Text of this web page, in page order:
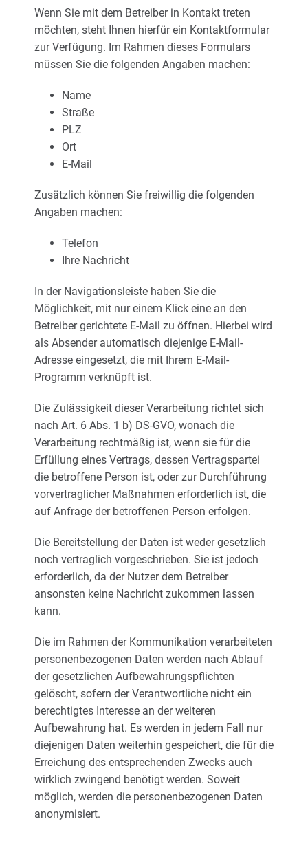
Wenn Sie mit dem Betreiber in Kontakt treten
möchten, steht Ihnen hierfür ein Kontaktformular
zur Verfügung. Im Rahmen dieses Formulars
müssen Sie die folgenden Angaben machen:
Name
Straße
PLZ
Ort
E-Mail
Zusätzlich können Sie freiwillig die folgenden
Angaben machen:
Telefon
Ihre Nachricht
In der Navigationsleiste haben Sie die
Möglichkeit, mit nur einem Klick eine an den
Betreiber gerichtete E-Mail zu öffnen. Hierbei wird
als Absender automatisch diejenige E-Mail-
Adresse eingesetzt, die mit Ihrem E-Mail-
Programm verknüpft ist.
Die Zulässigkeit dieser Verarbeitung richtet sich
nach Art. 6 Abs. 1 b) DS-GVO, wonach die
Verarbeitung rechtmäßig ist, wenn sie für die
Erfüllung eines Vertrags, dessen Vertragspartei
die betroffene Person ist, oder zur Durchführung
vorvertraglicher Maßnahmen erforderlich ist, die
auf Anfrage der betroffenen Person erfolgen.
Die Bereitstellung der Daten ist weder gesetzlich
noch vertraglich vorgeschrieben. Sie ist jedoch
erforderlich, da der Nutzer dem Betreiber
ansonsten keine Nachricht zukommen lassen
kann.
Die im Rahmen der Kommunikation verarbeiteten
personenbezogenen Daten werden nach Ablauf
der gesetzlichen Aufbewahrungspflichten
gelöscht, sofern der Verantwortliche nicht ein
berechtigtes Interesse an der weiteren
Aufbewahrung hat. Es werden in jedem Fall nur
diejenigen Daten weiterhin gespeichert, die für die
Erreichung des entsprechenden Zwecks auch
wirklich zwingend benötigt werden. Soweit
möglich, werden die personenbezogenen Daten
anonymisiert.